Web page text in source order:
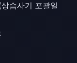
습사기 포괄일